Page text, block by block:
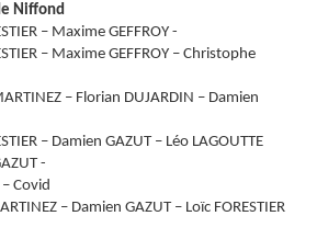
Niffond
– Maxime GEFFROY -
– Maxime GEFFROY – Christophe
– Florian DUJARDIN – Damien
– Damien GAZUT – Léo LAGOUTTE
-
Covid
– Damien GAZUT – Loïc FORESTIER